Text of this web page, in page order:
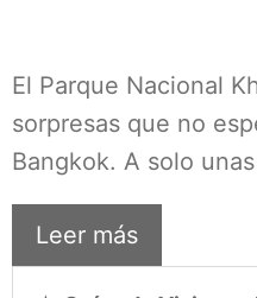
El Parque Nacional
sorpresas que no
Bangkok. A solo
Leer más